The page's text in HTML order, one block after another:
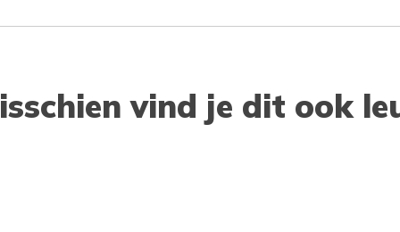
vind je dit ook